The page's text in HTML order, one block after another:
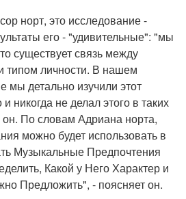
норт, это исследование -
его - "удивительные": "мы
существует связь между
типом личности. В нашем
мы детально изучили этот
никогда не делал этого в таких
По словам Адриана норта,
можно будет использовать в
Музыкальные Предпочтения
Какой у Него Характер и
Предложить", - поясняет он.